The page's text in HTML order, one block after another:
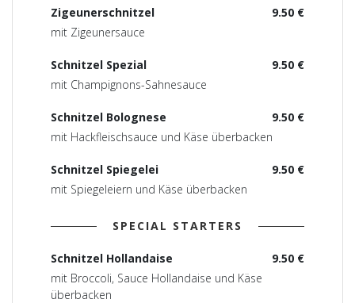
9.50 €
Zigeunerschnitzel
mit Zigeunersauce
9.50 €
Schnitzel Spezial
mit Champignons-Sahnesauce
9.50 €
Schnitzel Bolognese
mit Hackfleischsauce und Käse überbacken
9.50 €
Schnitzel Spiegelei
mit Spiegeleiern und Käse überbacken
SPECIAL STARTERS
9.50 €
Schnitzel Hollandaise
mit Broccoli, Sauce Hollandaise und Käse
überbacken